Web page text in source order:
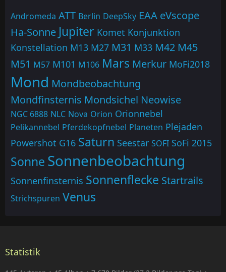
Andromeda ATT Berlin DeepSky EAA eVscope
Ha-Sonne Jupiter Komet Konjunktion
Konstellation M13 M27 M31 M33 M42 M45
M51 M57 M101 M106 Mars Merkur MoFi2018
Mond Mondbeobachtung
Mondfinsternis Mondsichel Neowise
NGC 6888 NLC Nova Orion Orionnebel
Pelikannebel Pferdekopfnebel Planeten Plejaden
Powershot G16 Saturn Seestar SOFI SoFi 2015
Sonne Sonnenbeobachtung
Sonnenfinsternis Sonnenflecke Startrails
Strichspuren Venus
Statistik